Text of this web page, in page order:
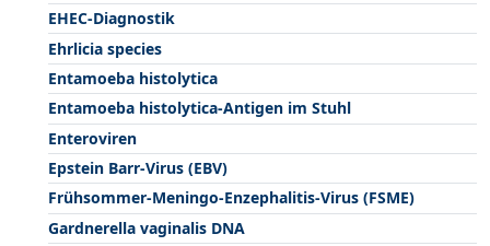
EHEC-Diagnostik
Ehrlicia species
Entamoeba histolytica
Entamoeba histolytica-Antigen im Stuhl
Enteroviren
Epstein Barr-Virus (EBV)
Frühsommer-Meningo-Enzephalitis-Virus (FSME)
Gardnerella vaginalis DNA